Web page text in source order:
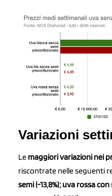
Variazioni
Le maggiori variazioni nei
riscontrate nelle seguenti
semi (-13,8%); uva rossa